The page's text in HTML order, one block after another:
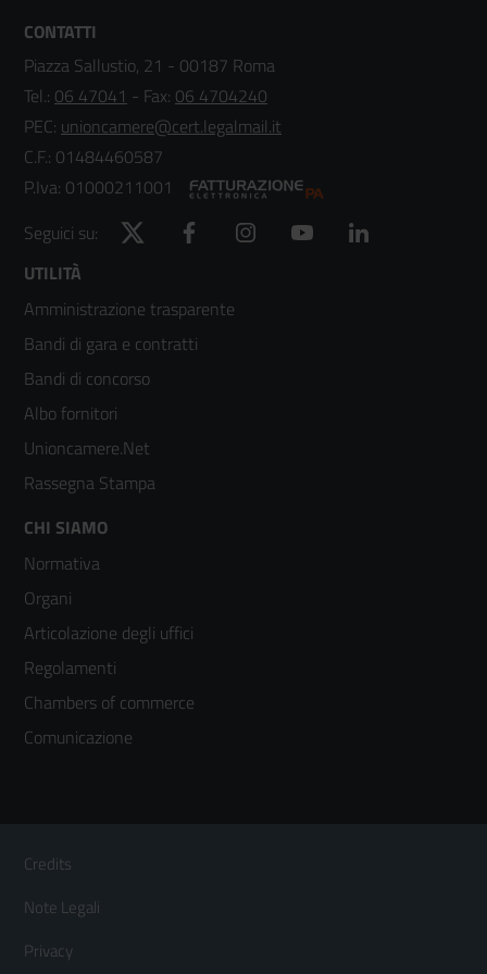
CONTATTI
Piazza Sallustio, 21 - 00187 Roma
Tel.: 06 47041 - Fax: 06 4704240
PEC: unioncamere@cert.legalmail.it
C.F.: 01484460587
P.Iva: 01000211001
Seguici su:
Twitter Facebook Instagram YouTube
Footer
menù
colonna
2
UTILITÀ
Amministrazione trasparente
Bandi di gara e contratti
Bandi di concorso
Albo fornitori
Unioncamere.Net
Rassegna Stampa
Footer
menù
colonna
3
CHI SIAMO
Normativa
Organi
Articolazione degli uffici
Regolamenti
Chambers of commerce
Comunicazione
Footer
Menù
orizzontale
Credits
Note Legali
Privacy